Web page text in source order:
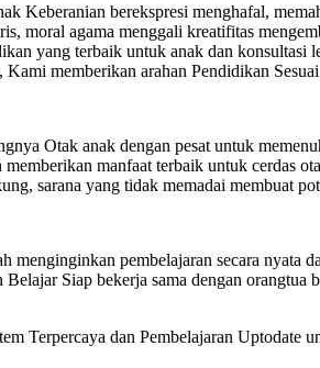
Keberanian berekspresi menghafal,
moral agama menggali kreatifitas
yang terbaik untuk anak dan
memberikan arahan Pendidikan
Otak anak dengan pesat untuk
manfaat terbaik untuk cerdas
sarana yang tidak memadai membuat
pembelajaran secara nyata
Siap bekerja sama dengan
Terpercaya dan Pembelajaran Uptodate